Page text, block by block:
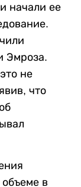
начали ее
Эмроза.
не
что
в